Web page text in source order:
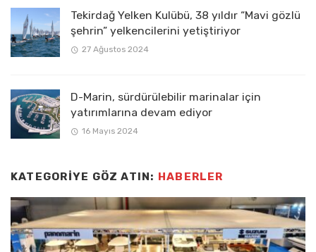
Tekirdağ Yelken Kulübü, 38 yıldır “Mavi gözlü
şehrin” yelkencilerini yetiştiriyor
27 Ağustos 2024
D-Marin, sürdürülebilir marinalar için
yatırımlarına devam ediyor
16 Mayıs 2024
KATEGORIYE GÖZ ATIN: HABERLER